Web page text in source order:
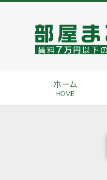
ホーム
HOME